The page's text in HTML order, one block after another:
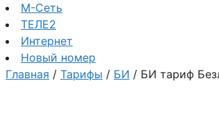
М-Сеть
ТЕЛЕ2
Интернет
Новый номер
Главная / Тарифы / БИ / БИ тариф